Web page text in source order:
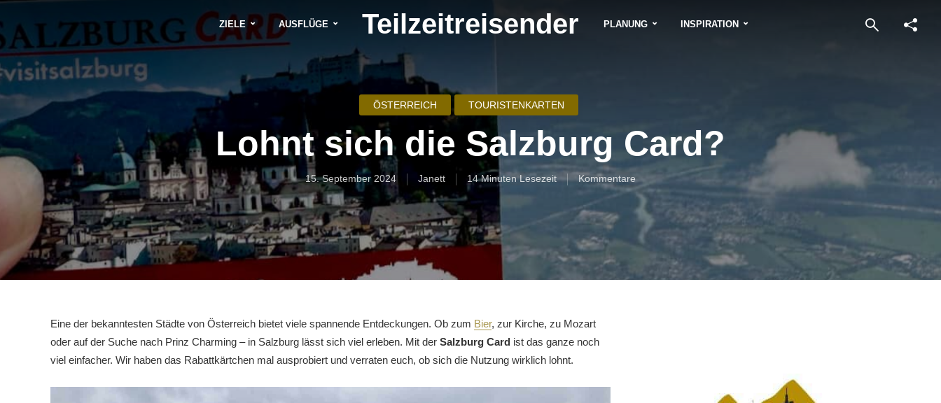
ZIELE AUSFLÜGE Teilzeitreisender PLANUNG INSPIRATION
ÖSTERREICH TOURISTENKARTEN
Lohnt sich die Salzburg Card?
15. September 2024 Janett 14 Minuten Lesezeit Kommentare
Eine der bekanntesten Städte von Österreich bietet viele spannende Entdeckungen. Ob zum Bier, zur Kirche, zu Mozart
oder auf der Suche nach Prinz Charming – in Salzburg lässt sich viel erleben. Mit der Salzburg Card ist das ganze noch
viel einfacher. Wir haben das Rabattkärtchen mal ausprobiert und verraten euch, ob sich die Nutzung wirklich lohnt.